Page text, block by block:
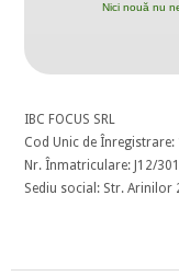
Nici nouă nu
IBC FOCUS SRL
Cod Unic de Înregistrare:
Nr. Înmatriculare: J12/
Sediu social: Str. Arinilor